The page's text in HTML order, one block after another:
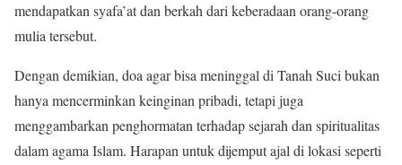
mendapatkan syafa’at dan berkah dari keberadaan orang-orang
mulia tersebut.
Dengan demikian, doa agar bisa meninggal di Tanah Suci bukan
hanya mencerminkan keinginan pribadi, tetapi juga
menggambarkan penghormatan terhadap sejarah dan spiritualitas
dalam agama Islam. Harapan untuk dijemput ajal di lokasi seperti